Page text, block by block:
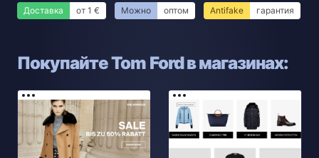
Доставка от 1 € Можно оптом Antifake гарантия
Покупайте Tom Ford в магазинах: